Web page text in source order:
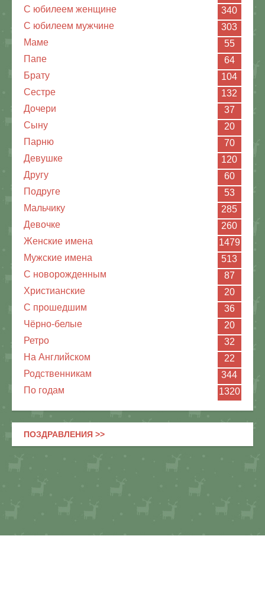
С юбилеем женщине
340
С юбилеем мужчине
303
Маме
55
Папе
64
Брату
104
Сестре
132
Дочери
37
Сыну
20
Парню
70
Девушке
120
Другу
60
Подруге
53
Мальчику
285
Девочке
260
Женские имена
1479
Мужские имена
513
С новорожденным
87
Христианские
20
C прошедшим
36
Чёрно-белые
20
Ретро
32
На Английском
22
Родственникам
344
По годам
1320
ПОЗДРАВЛЕНИЯ >>